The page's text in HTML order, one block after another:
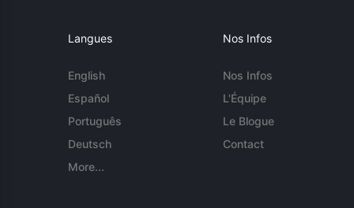
Langues
English
Español
Português
Deutsch
More...
Nos Infos
Nos Infos
L'Équipe
Le Blogue
Contact